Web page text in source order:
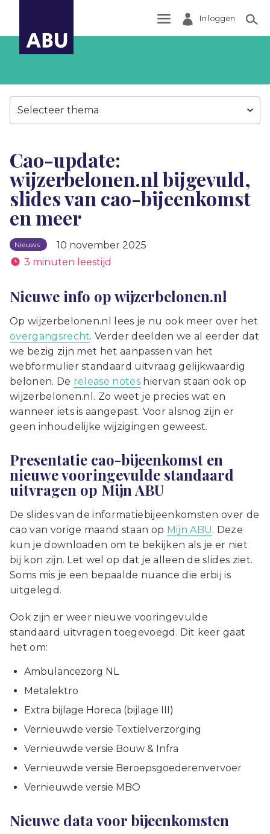
Inloggen
Selecteer thema
Cao-update:
wijzerbelonen.nl bijgevuld,
slides van cao-bijeenkomst
en meer
Nieuws
10 november 2025
3 minuten leestijd
Nieuwe info op wijzerbelonen.nl
Op wijzerbelonen.nl lees je nu ook meer over het
overgangsrecht. Verder deelden we al eerder dat
we bezig zijn met het aanpassen van het
webformulier standaard uitvraag gelijkwaardig
belonen. De release notes hiervan staan ook op
wijzerbelonen.nl. Zo weet je precies wat en
wanneer iets is aangepast. Voor alsnog zijn er
geen inhoudelijke wijzigingen geweest.
Presentatie cao-bijeenkomst en
nieuwe vooringevulde standaard
uitvragen op Mijn ABU
De slides van de informatiebijeenkomsten over de
cao van vorige maand staan op Mijn ABU. Deze
kun je downloaden om te bekijken als je er niet
bij kon zijn. Let wel op dat je alleen de slides ziet.
Soms mis je een bepaalde nuance die erbij is
uitgelegd.
Ook zijn er weer nieuwe vooringevulde
standaard uitvragen toegevoegd. Dit keer gaat
het om:
Ambulancezorg NL
Metalektro
Extra bijlage Horeca (bijlage III)
Vernieuwde versie Textielverzorging
Vernieuwde versie Bouw & Infra
Vernieuwde versie Beroepsgoederenvervoer
Vernieuwde versie MBO
Nieuwe data voor bijeenkomsten